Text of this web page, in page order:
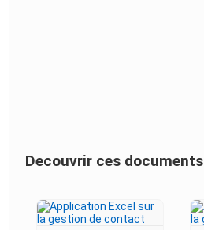
Decouvrir ces documents